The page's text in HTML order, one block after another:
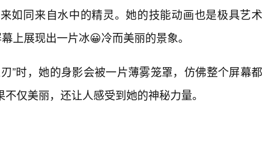
如同来自水中的精灵。她的技能动画也是极具艺术
上展现出一片冰😀冷而美丽的景象。
”时，她的身影会被一片薄雾笼罩，仿佛整个屏幕都
仅美丽，还让人感受到她的神秘力量。